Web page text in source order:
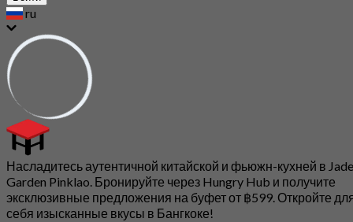
ru
Насладитесь аутентичной китайской и фьюжн-кухней в Jade
Garden Pinklao. Бронируйте через Hungry Hub и получите
эксклюзивные предложения на буфет от ฿599. Откройте
себя изысканные вкусы в Бангкоке!